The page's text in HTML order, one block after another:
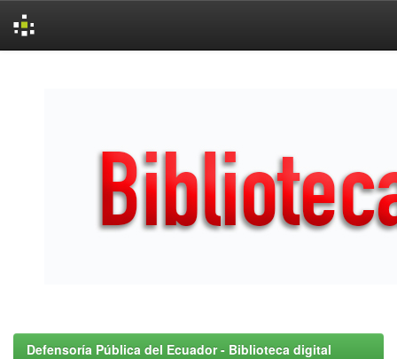
Defensoría Pública del Ecuador - Biblioteca digital